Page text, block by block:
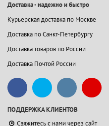
Доставка - надежно и быстро
Курьерская доставка по Москве
Доставка по Санкт-Петербургу
Доставка товаров по России
Доставка Почтой России
ПОДДЕРЖКА КЛИЕНТОВ
Свяжитесь с нами через сайт